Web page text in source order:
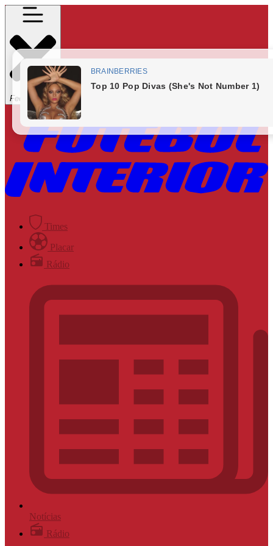
Fechar Menu
Times
Placar
Rádio
Notícias
Rádio